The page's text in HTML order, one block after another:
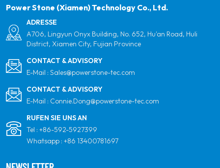
globalen Partner für Qualität, Professionalität und
Power Stone (Xiamen) Technology Co., Ltd.
ADRESSE
A706, Lingyun Onyx Building, No. 652, Hu'an Road, Huli
District, Xiamen City, Fujian Province
CONTACT & ADVISORY
E-Mail : Sales@powerstone-tec.com
CONTACT & ADVISORY
E-Mail : Connie.Dong@powerstone-tec.com
RUFEN SIE UNS AN
Tel : +86-592-5927399
Whatsapp : +86 13400781697